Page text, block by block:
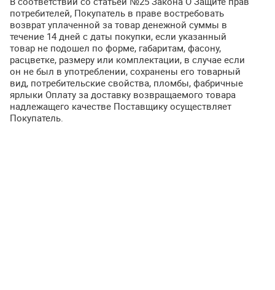
потребителей, Покупатель в праве востребовать
возврат уплаченной за товар денежной суммы в
течение 14 дней с даты покупки, если указанный
товар не подошел по форме, габаритам, фасону,
расцветке, размеру или комплектации, в случае если
он не был в употреблении, сохранены его товарный
вид, потребительские свойства, пломбы, фабричные
ярлыки Оплату за доставку возвращаемого товара
надлежащего качестве Поставщику осуществляет
Покупатель.